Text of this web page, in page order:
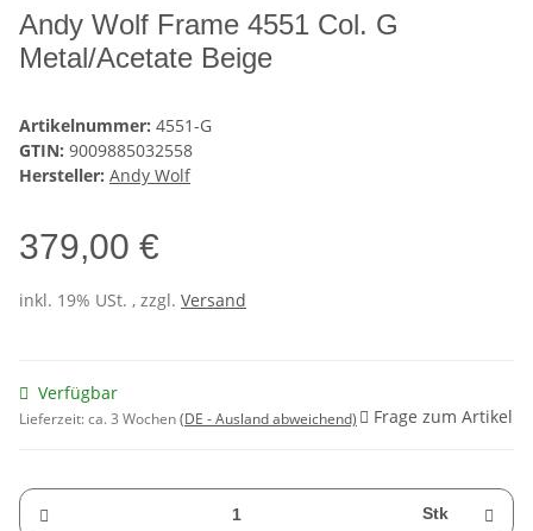
Andy Wolf Frame 4551 Col. G
Metal/Acetate Beige
Artikelnummer: 4551-G
GTIN: 9009885032558
Hersteller: Andy Wolf
379,00 €
inkl. 19% USt. , zzgl. Versand
Verfügbar
Lieferzeit:ca. 3 Wochen(DE - Ausland abweichend) Frage zum Artikel
Stk